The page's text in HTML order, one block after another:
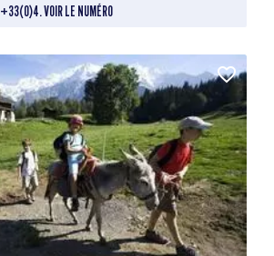
+33(0)4. VOIR LE NUMÉRO